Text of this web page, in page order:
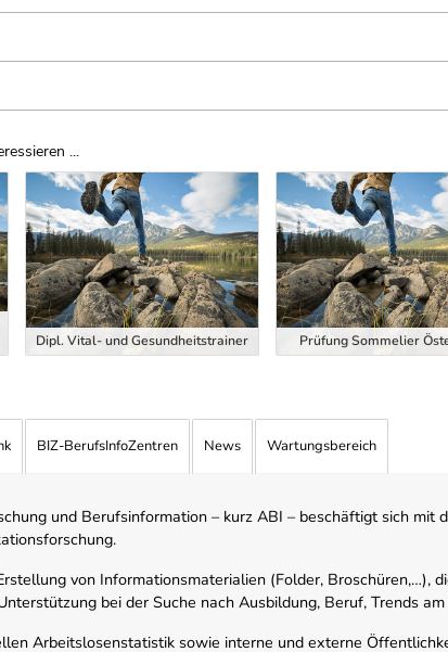
...
Dipl. Vital- und Gesundheitstrainer Prüfung Sommelier
BIZ-BerufsInfoZentren News Wartungsbereich
und Berufsinformation – kurz ABI – beschäftigt sich mit
von Informationsmaterialien (Folder, Broschüren,…),
bei der Suche nach Ausbildung, Beruf, Trends
Arbeitslosenstatistik sowie interne und externe